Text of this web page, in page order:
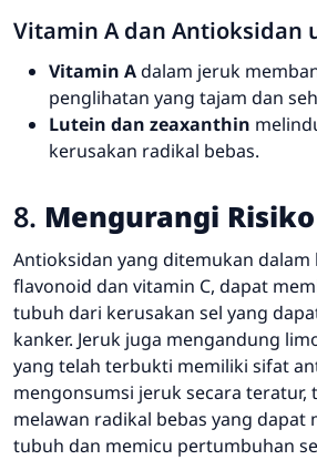
Vitamin A dan Antioksidan
Vitamin Adalam jeruk
penglihatan yang tajam dan
Lutein dan zeaxanthin
kerusakan radikal bebas.
8. Mengurangi
Antioksidan yang ditemukan
flavonoid dan vitamin C, dapat
tubuh dari kerusakan sel yang
kanker. Jeruk juga mengandung
yang telah terbukti memiliki sifat
mengonsumsi jeruk secara teratur,
melawan radikal bebas yang dapat
tubuh dan memicu pertumbuhan